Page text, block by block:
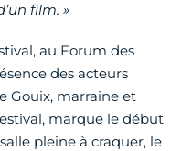
film. »
au Forum des
des acteurs
Gouix, marraine et
marque le début
pleine à craquer, le